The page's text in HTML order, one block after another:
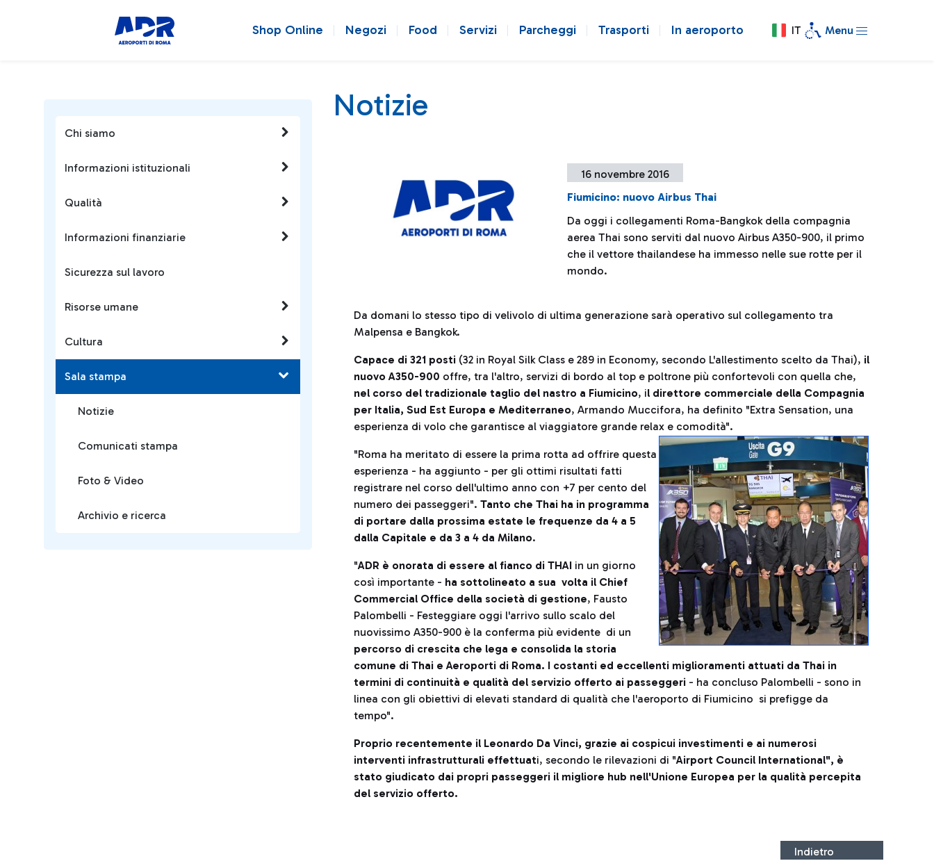
Shop Online Negozi Food Servizi Parcheggi Trasporti In aeroporto IT Menu
Chi siamo
Informazioni istituzionali
Qualità
Informazioni finanziarie
Sicurezza sul lavoro
Risorse umane
Cultura
Sala stampa
Notizie
Comunicati stampa
Foto & Video
Archivio e ricerca
Notizie
16 novembre 2016
Fiumicino: nuovo Airbus Thai
Da oggi i collegamenti Roma-Bangkok della compagnia
aerea Thai sono serviti dal nuovo Airbus A350-900, il primo
che il vettore thailandese ha immesso nelle sue rotte per il
mondo.
Da domani lo stesso tipo di velivolo di ultima generazione sarà operativo sul collegamento tra
Malpensa e Bangkok.
Capace di 321 posti (32 in Royal Silk Class e 289 in Economy, secondo L'allestimento scelto da Thai), il
nuovo A350-900 offre, tra l'altro, servizi di bordo al top e poltrone più confortevoli con quella che,
nel corso del tradizionale taglio del nastro a Fiumicino, il direttore commerciale della Compagnia
per Italia, Sud Est Europa e Mediterraneo, Armando Muccifora, ha definito "Extra Sensation, una
esperienza di volo che garantisce al viaggiatore grande relax e comodità".
"Roma ha meritato di essere la prima rotta ad offrire questa
esperienza - ha aggiunto - per gli ottimi risultati fatti
registrare nel corso dell'ultimo anno con +7 per cento del
numero dei passeggeri". Tanto che Thai ha in programma
di portare dalla prossima estate le frequenze da 4 a 5
dalla Capitale e da 3 a 4 da Milano.
"ADR è onorata di essere al fianco di THAI in un giorno
così importante - ha sottolineato a sua volta il Chief
Commercial Office della società di gestione, Fausto
Palombelli - Festeggiare oggi l'arrivo sullo scalo del
nuovissimo A350-900 è la conferma più evidente di un
percorso di crescita che lega e consolida la storia
comune di Thai e Aeroporti di Roma. I costanti ed eccellenti miglioramenti attuati da Thai in
termini di continuità e qualità del servizio offerto ai passeggeri - ha concluso Palombelli - sono in
linea con gli obiettivi di elevati standard di qualità che l'aeroporto di Fiumicino si prefigge da
tempo".
Proprio recentemente il Leonardo Da Vinci, grazie ai cospicui investimenti e ai numerosi
interventi infrastrutturali effettuati, secondo le rilevazioni di "Airport Council International", è
stato giudicato dai propri passeggeri il migliore hub nell'Unione Europea per la qualità percepita
del servizio offerto.
Indietro